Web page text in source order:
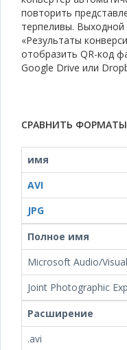
повторить
терпеливы.
«Результаты
отобразить QR-код
Google Drive или
СРАВНИТЬ ФОРМАТЫ
имя
AVI
JPG
Полное имя
Microsoft Audio/
Joint Photographic
Расширение
.avi